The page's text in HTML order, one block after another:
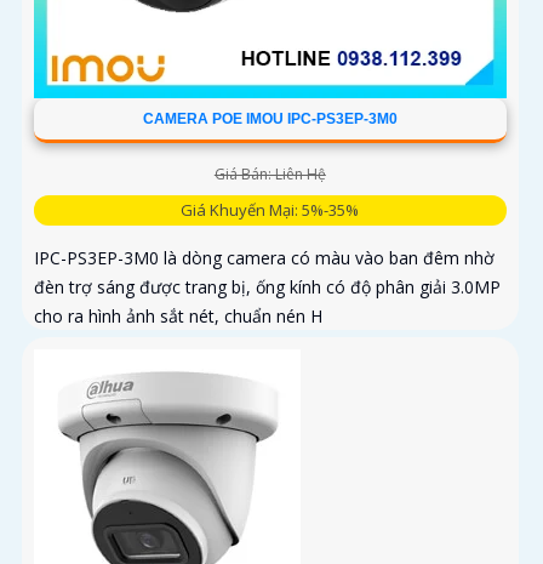
CAMERA POE IMOU IPC-PS3EP-3M0
Giá Bán: Liên Hệ
Giá Khuyến Mại: 5%-35%
IPC-PS3EP-3M0 là dòng camera có màu vào ban đêm nhờ
đèn trợ sáng được trang bị, ống kính có độ phân giải 3.0MP
cho ra hình ảnh sắt nét, chuẩn nén H